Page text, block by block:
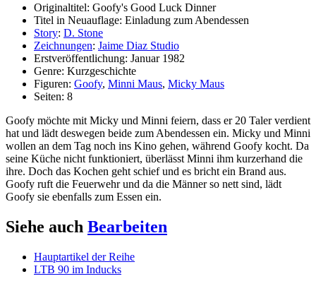
Originaltitel: Goofy's Good Luck Dinner
Titel in Neuauflage: Einladung zum Abendessen
Story: D. Stone
Zeichnungen: Jaime Diaz Studio
Erstveröffentlichung: Januar 1982
Genre: Kurzgeschichte
Figuren: Goofy, Minni Maus, Micky Maus
Seiten: 8
Goofy möchte mit Micky und Minni feiern, dass er 20 Taler verdient
hat und lädt deswegen beide zum Abendessen ein. Micky und Minni
wollen an dem Tag noch ins Kino gehen, während Goofy kocht. Da
seine Küche nicht funktioniert, überlässt Minni ihm kurzerhand die
ihre. Doch das Kochen geht schief und es bricht ein Brand aus.
Goofy ruft die Feuerwehr und da die Männer so nett sind, lädt
Goofy sie ebenfalls zum Essen ein.
Siehe auch Bearbeiten
Hauptartikel der Reihe
LTB 90 im Inducks